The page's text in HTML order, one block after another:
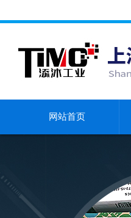
网站首页